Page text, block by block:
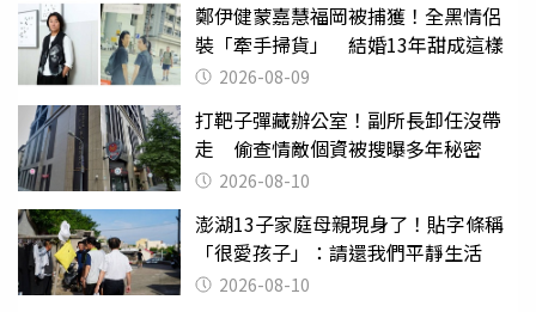
鄭伊健蒙嘉慧福岡被捕獲！全黑情侶
裝「牽手掃貨」 結婚13年甜成這樣
2026-08-09
打靶子彈藏辦公室！副所長卸任沒帶
走 偷查情敵個資被搜曝多年秘密
2026-08-10
澎湖13子家庭母親現身了！貼字條稱
「很愛孩子」：請還我們平靜生活
2026-08-10